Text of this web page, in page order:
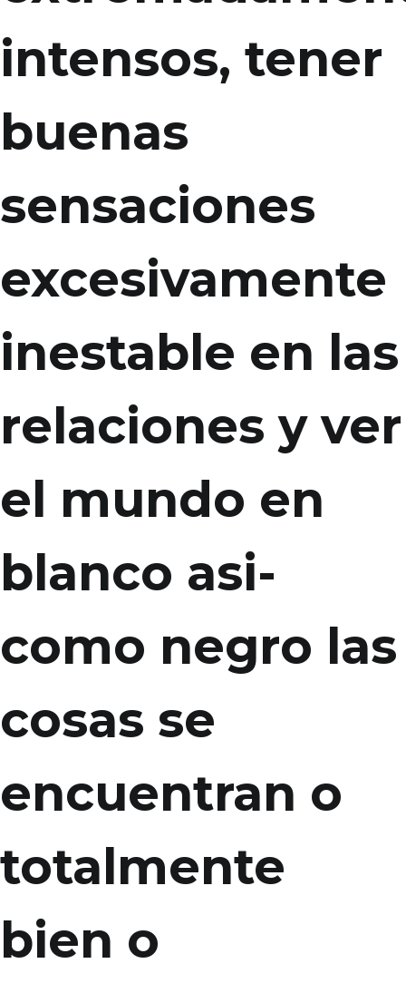
intensos, tener
buenas
sensaciones
excesivamente
inestable en las
relaciones y ver
el mundo en
blanco asi­
como negro las
cosas se
encuentran o
totalmente
bien o